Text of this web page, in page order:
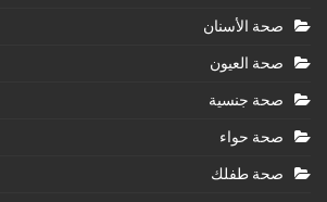
صحة الأسنان
صحة العيون
صحة جنسية
صحة حواء
صحة طفلك